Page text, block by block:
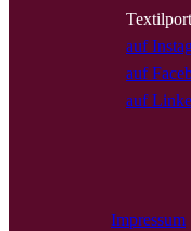
auf
auf
auf
Impressum